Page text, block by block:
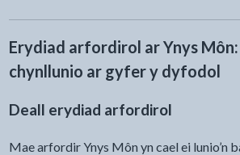
Erydiad arfordirol ar Ynys Môn:
chynllunio ar gyfer y dyfodol
Deall erydiad arfordirol
Mae arfordir Ynys Môn yn cael ei lunio’n